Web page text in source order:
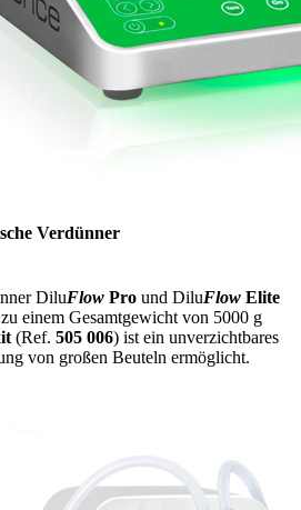
Verdünner
DiluFlow Pro und DiluFlow Elite
einem Gesamtgewicht von 5000 g
(Ref. 505 006) ist ein unverzichtbares
von großen Beuteln ermöglicht.